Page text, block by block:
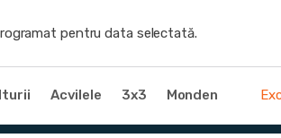
pentru data selectată.
Acvilele 3x3 Monden